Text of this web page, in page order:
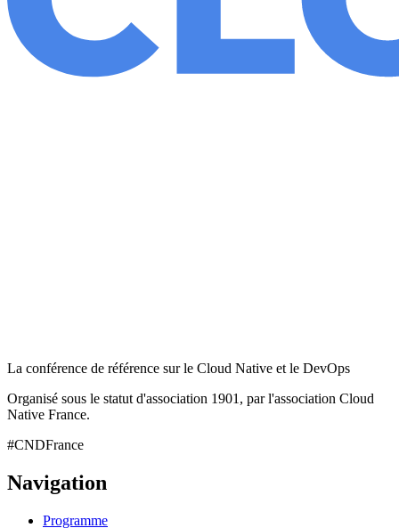
La conférence de référence sur le Cloud Native et le DevOps
Organisé sous le statut d'association 1901, par l'association Cloud
Native France.
#CNDFrance
Navigation
Programme